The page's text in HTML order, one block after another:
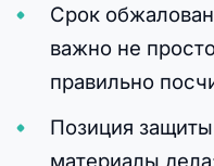
Срок
важно не
правильно
Позиция
материалы